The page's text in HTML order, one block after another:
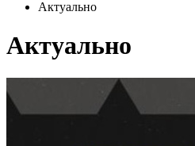
УТОГ»: прийом
Чим займається УТОГ
90 років УТОГ
92 роки УТОГ
Актуально
Актуально